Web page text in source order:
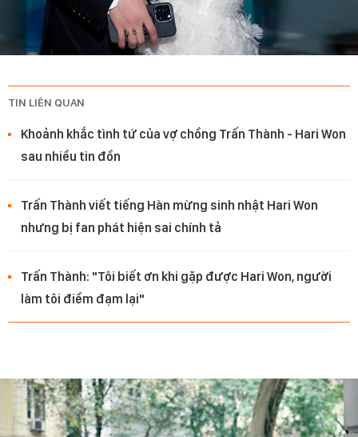
TIN LIÊN QUAN
Khoảnh khắc tình tứ của vợ chồng Trấn Thành - Hari Won
sau nhiều tin đồn
Trấn Thành viết tiếng Hàn mừng sinh nhật Hari Won
nhưng bị fan phát hiện sai chính tả
Trấn Thành: "Tôi biết ơn khi gặp được Hari Won, người
làm tôi điềm đạm lại"